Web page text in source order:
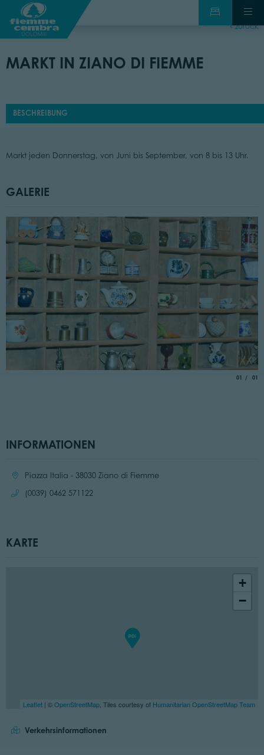
zurück
MARKT IN ZIANO DI FIEMME
BESCHREIBUNG
Markt jeden Donnerstag, von Juni bis September, von 8 bis 13 Uhr.
GALERIE
01 von
01
INFORMATIONEN
Ort:
Piazza Italia - 38030 Ziano di Fiemme
Anrufen:
(0039) 0462 571122
KARTE
+
−
Leaflet | ©OpenStreetMap , Tiles courtesy of Humanitarian OpenStreetMap Team
Verkehrsinformationen